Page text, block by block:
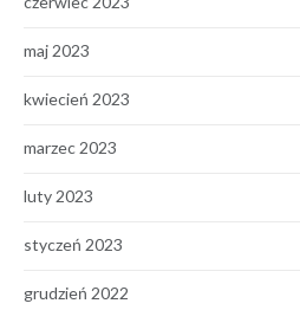
maj 2023
kwiecień 2023
marzec 2023
luty 2023
styczeń 2023
grudzień 2022